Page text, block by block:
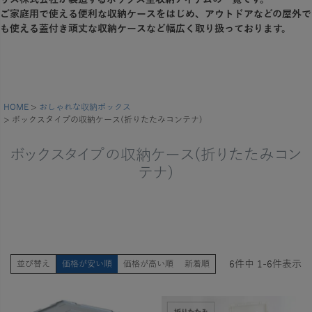
ご家庭用で使える便利な収納ケースをはじめ、アウトドアなどの屋外で
も使える蓋付き頑丈な収納ケースなど幅広く取り扱っております。
HOME
おしゃれな収納ボックス
ボックスタイプの収納ケース(折りたたみコンテナ)
ボックスタイプの収納ケース(折りたたみコン
テナ)
並び替え 価格が安い順 価格が高い順 新着順 6件中 1 -6件表示